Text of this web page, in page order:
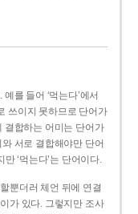
를 들어 ‘먹는다’에서
쓰이지 못하므로 단어가
결합하는 어미는 단어가
서로 결합해야만 단어
만 ‘먹는다’는 단어이다.
뿐더러 체언 뒤에 연결
가 있다. 그렇지만 조사